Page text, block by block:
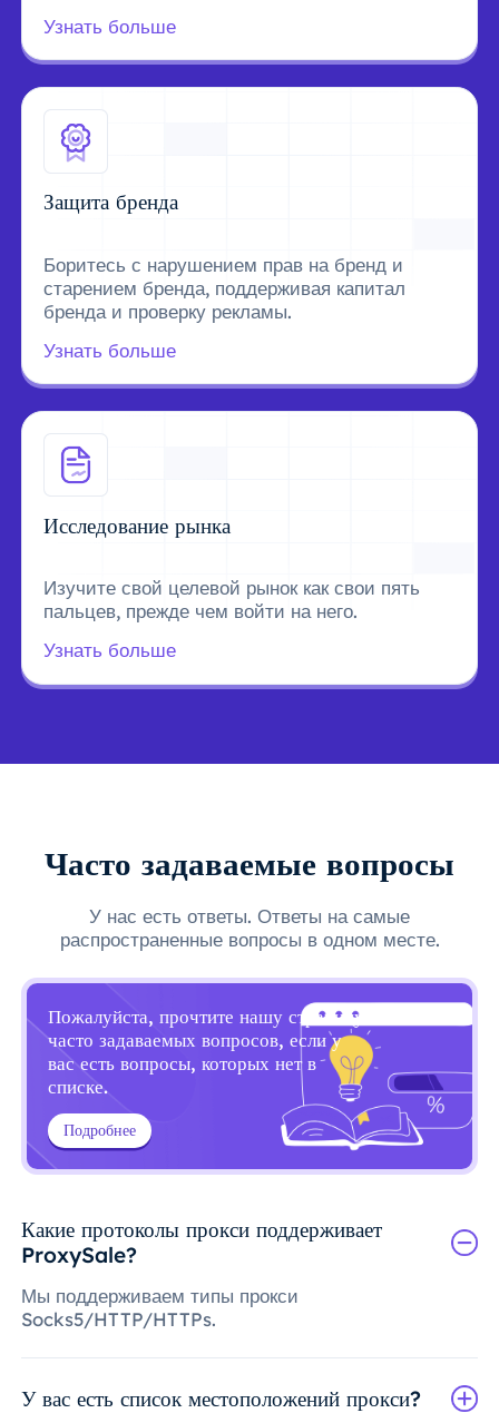
Узнать больше
Защита бренда
Боритесь с нарушением прав на бренд и
старением бренда, поддерживая капитал
бренда и проверку рекламы.
Узнать больше
Исследование рынка
Изучите свой целевой рынок как свои пять
пальцев, прежде чем войти на него.
Узнать больше
Часто задаваемые вопросы
У нас есть ответы. Ответы на самые
распространенные вопросы в одном месте.
Пожалуйста, прочтите нашу страницу
часто задаваемых вопросов, если у
вас есть вопросы, которых нет в
списке.
Подробнее
Какие протоколы прокси поддерживает
ProxySale?
Мы поддерживаем типы прокси
Socks5/HTTP/HTTPs.
У вас есть список местоположений прокси?